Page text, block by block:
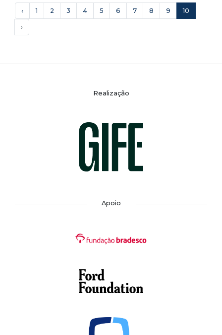
‹ 1 2 3 4 5 6 7 8 9 10
›
Realização
Apoio